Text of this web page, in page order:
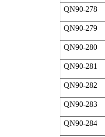
QN90-278
QN90-279
QN90-280
QN90-281
QN90-282
QN90-283
QN90-284